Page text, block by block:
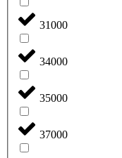
31000
34000
35000
37000